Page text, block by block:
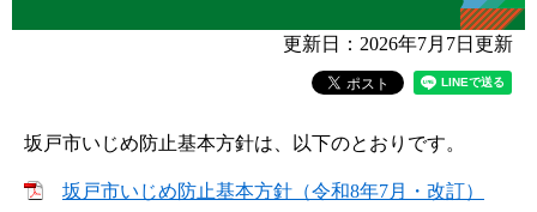
更新日：2026年7月7日更新
坂戸市いじめ防止基本方針は、以下のとおりです。
坂戸市いじめ防止基本方針（令和8年7月・改訂）